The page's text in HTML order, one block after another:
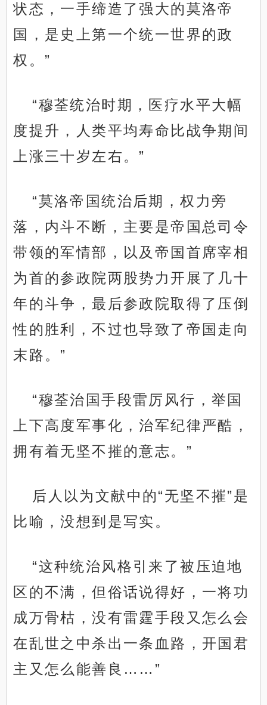
状态，一手缔造了强大的莫洛帝
国，是史上第一个统一世界的政
权。”
“穆荃统治时期，医疗水平大幅
度提升，人类平均寿命比战争期间
上涨三十岁左右。”
“莫洛帝国统治后期，权力旁
落，内斗不断，主要是帝国总司令
带领的军情部，以及帝国首席宰相
为首的参政院两股势力开展了几十
年的斗争，最后参政院取得了压倒
性的胜利，不过也导致了帝国走向
末路。”
“穆荃治国手段雷厉风行，举国
上下高度军事化，治军纪律严酷，
拥有着无坚不摧的意志。”
后人以为文献中的“无坚不摧”是
比喻，没想到是写实。
“这种统治风格引来了被压迫地
区的不满，但俗话说得好，一将功
成万骨枯，没有雷霆手段又怎么会
在乱世之中杀出一条血路，开国君
主又怎么能善良……”